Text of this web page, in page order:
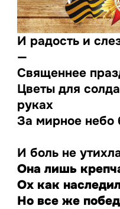
И радость и
—
Священнее
Цветы для
руках
За мирное
И боль не
Она лишь
Ох как
Но все же